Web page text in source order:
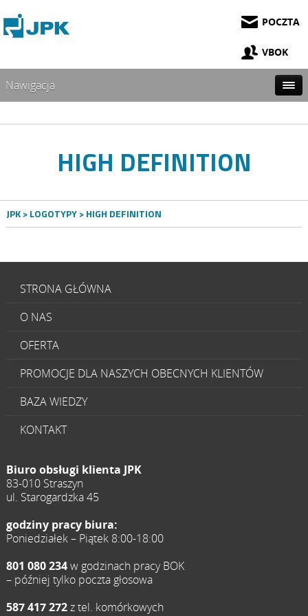
POCZTA
VBOK
Nawigacja
HIGH DEFINITION
JPK>LOGOTYPY> HIGH DEFINITION
STRONA GŁÓWNA
O NAS
OFERTA
PROMOCJE DLA NASZYCH OBECNYCH KLIENTÓW
BAZA WIEDZY
KONTAKT
Biuro obsługi klienta JPK
83-010 Straszyn
ul. Starogardzka 45
godziny pracy biura:
Poniedziałek – Piątek 8:00-18:00
801 080 234w godzinach pracy BOK
– później tylko poczta głosowa
587 417 272z tel. komórkowych